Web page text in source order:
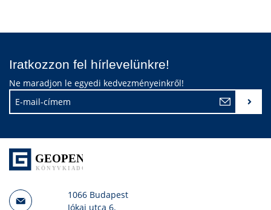
Iratkozzon fel hírlevelünkre!
Ne maradjon le egyedi kedvezményeinkről!
1066 Budapest
Jókai utca 6.